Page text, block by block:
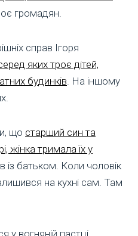
громадян.
справ Ігоря
яких троє дітей,
будинків. На іншому
що старший син та
жінка тримала їх у
із батьком. Коли чоловік
на кухні сам. Там